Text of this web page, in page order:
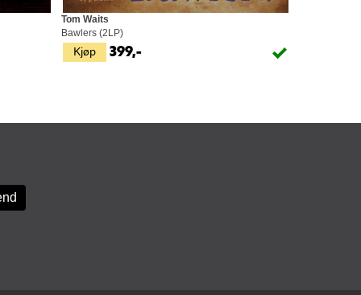
Kjøp
Tom Waits
Bawlers (2LP)
399,-